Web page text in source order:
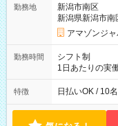
☆Amazon直雇用で安定
あり 試用期間
です。
勤務地
新潟市南区
新潟県新潟市
アマゾンジ
勤務時間
シフト制
1日あたりの実
特徴 日払いOK / 10